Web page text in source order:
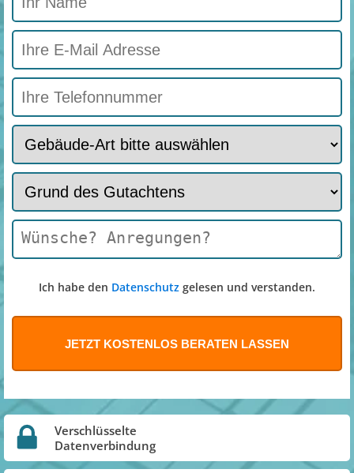
Ich habe den Datenschutz gelesen und verstanden.
Verschlüsselte
Datenverbindung